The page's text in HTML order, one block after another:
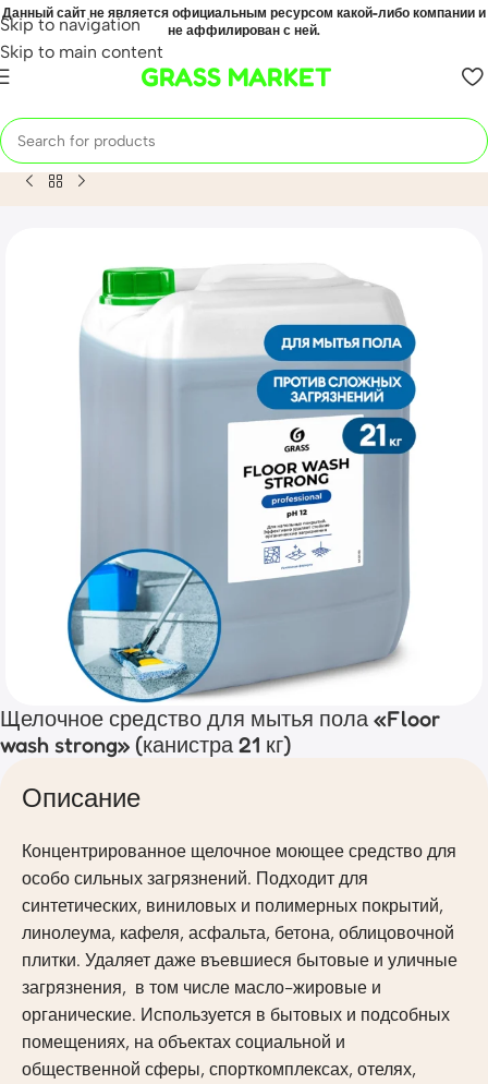
Skip to navigation
Skip to main content
Данный сайт не является официальным ресурсом какой-либо компании и
не аффилирован с ней.
GRASS MARKET
Home Mahsulot Щелочное средство для мытья пола
Щелочное средство для мытья пола «Floor
wash strong» (канистра 21 кг)
Описание
Концентрированное щелочное моющее средство для
особо сильных загрязнений. Подходит для
синтетических, виниловых и полимерных покрытий,
линолеума, кафеля, асфальта, бетона, облицовочной
плитки. Удаляет даже въевшиеся бытовые и уличные
загрязнения, в том числе масло-жировые и
органические. Используется в бытовых и подсобных
помещениях, на объектах социальной и
общественной сферы, спорткомплексах, отелях,